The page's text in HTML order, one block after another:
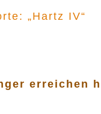
„Hartz IV“
erreichen